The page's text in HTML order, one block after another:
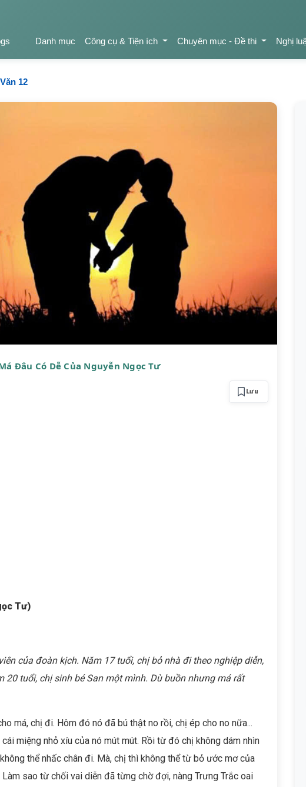
Danh mục Công cụ & Tiện ích Chuyên mục - Đề thi Nghị
12
Đâu Có Dễ Của Nguyễn Ngọc Tư
Lưu
Tư)
của đoàn kịch. Năm 17 tuổi, chị bỏ nhà đi theo nghiệp diễn,
20 tuổi, chị sinh bé San một mình. Dù buồn nhưng má rất
má, chị đi. Hôm đó nó đã bú thật no rồi, chị ép cho no nữa...
miệng nhỏ xíu của nó mút mút. Rồi từ đó chị không dám nhìn
thể nhấc chân đi. Mà, chị thì không thể từ bỏ ước mơ của
sao từ chối vai diễn đã từng chờ đợi, nàng Trưng Trắc oai